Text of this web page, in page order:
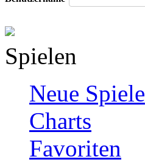
Spielen
Neue Spiele
Charts
Favoriten